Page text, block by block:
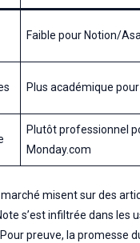
Faible pour Notion/
Plus académique
Plutôt professionnel
Monday.com
misent sur des
s’est infiltrée dans les
preuve, la promesse